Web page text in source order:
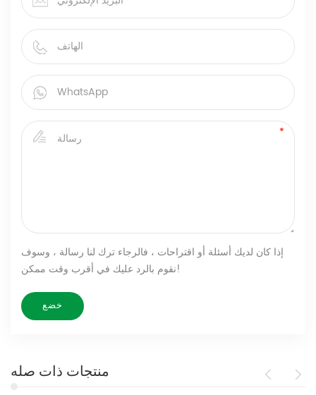
إذا كان لديك أسئلة أو اقتراحات ، فالرجاء ترك لنا رسالة ، وسوف
نقوم بالرد عليك في أقرب وقت ممكن!
منتجات ذات صله